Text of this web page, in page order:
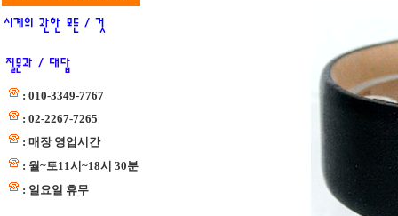
: 010-3349-7767
: 02-2267-7265
: 매장 영업시간
: 월~토11시~18시 30분
: 일요일 휴무